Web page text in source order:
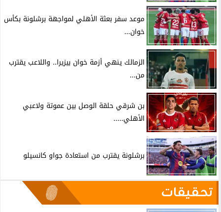
موعد سفر بعثة الأهلي لمواجهة برشلونة بكأس
خوان...
الزمالك ينهي أزمة خوان بيزيرا.. واللاعب يقترب
من...
بن شرقي حلقة الوصل بين عموتة ولاعبي
الأهلي.....
برشلونة يقترب من استعادة جواو كانسيلو
تحقيقات